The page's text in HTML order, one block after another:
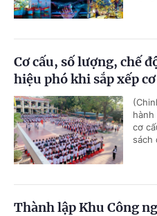
Cơ cấu, số lượng, chế
hiệu phó khi sắp xếp
cơ
sách
Thành lập Khu Công